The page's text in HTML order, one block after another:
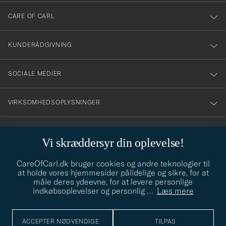
Vi skræddersyr din oplevelse!
CareOfCarl.dk bruger cookies og andre teknologier til
at holde vores hjemmesider pålidelige og sikre, for at
måle deres ydeevne, for at levere personlige
indkøbsoplevelser og personlig … Læs mere
ACCEPTER NØDVENDIGE TILPAS
till
vårt
nyhetsbrev!
CARE OF CARL
KUNDERÅDGIVNING
SOCIALE MEDIER
VIRKSOMHEDSOPLYSNINGER
info@careofcarl.dk
Behøver du hjælp til at finde din stil? Lad os hjælpe dig, vi hjælper
gerne til!
STILRÅD